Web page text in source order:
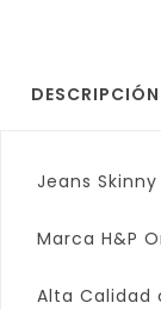
DESCRIPCIÓN
Jeans Skinny
Marca H&P
Alta Calidad